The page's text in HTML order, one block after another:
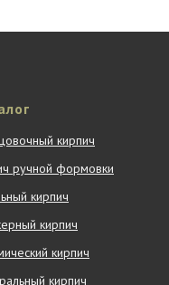
кирпич
ручной формовки
кирпич
кирпич
кирпич
кирпич